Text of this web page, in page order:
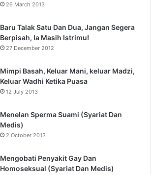
26 March 2013
Baru Talak Satu Dan Dua, Jangan Segera
Berpisah, Ia Masih Istrimu!
27 December 2012
Mimpi Basah, Keluar Mani, keluar Madzi,
Keluar Wadhi Ketika Puasa
12 July 2013
Menelan Sperma Suami (Syariat Dan
Medis)
2 October 2013
Mengobati Penyakit Gay Dan
Homoseksual (Syariat Dan Medis)